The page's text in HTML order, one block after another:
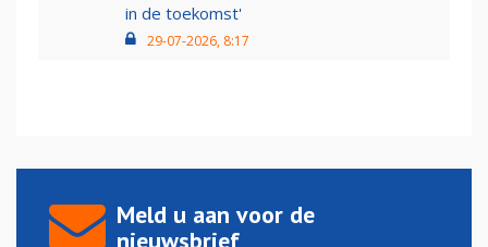
in de toekomst'
29-07-2026, 8:17
Meld u aan voor de
nieuwsbrief